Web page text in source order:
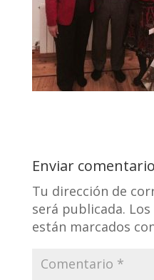
Enviar comentario
Tu dirección de
será publicada.
están marcados